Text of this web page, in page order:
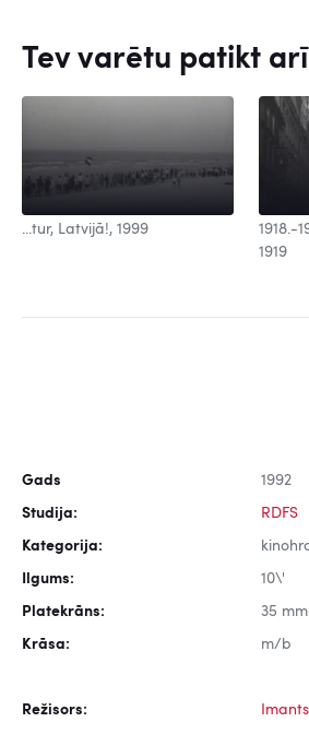
Tev varētu patikt arī
...tur, Latvijā!, 1999
1918.-
1919
Gads 1992
Studija: RDFS
Kategorija:
Ilgums: 10\'
Platekrāns: 35 mm
Krāsa: m/b
Režisors: